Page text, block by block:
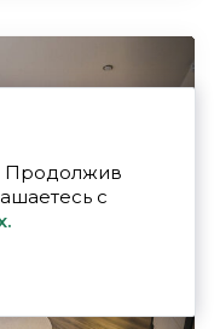
Продолжив
с